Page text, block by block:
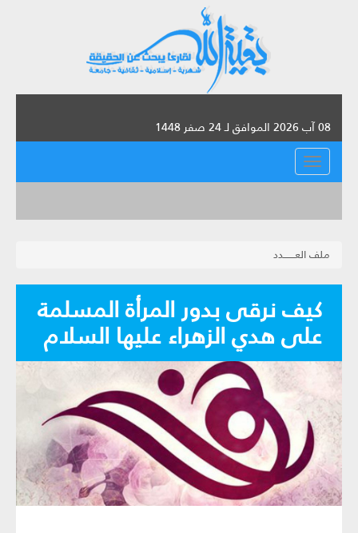
08 آب 2026 الموافق لـ 24 صفر 1448
القائمة
ملف العـــــــدد
كيف نرقى بدور المرأة المسلمة
على هدي الزهراء عليها السلام